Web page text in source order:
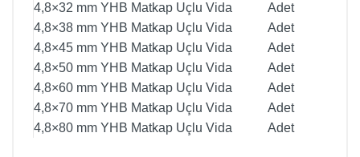
4,8×32 mm YHB Matkap Uçlu Vida
Adet
4,8×38 mm YHB Matkap Uçlu Vida
Adet
4,8×45 mm YHB Matkap Uçlu Vida
Adet
4,8×50 mm YHB Matkap Uçlu Vida
Adet
4,8×60 mm YHB Matkap Uçlu Vida
Adet
4,8×70 mm YHB Matkap Uçlu Vida
Adet
4,8×80 mm YHB Matkap Uçlu Vida
Adet